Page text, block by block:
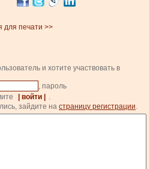
для печати >>
и хотите участвовать в
, пароль
| войти |
.
зайдите на страницу регистрации.